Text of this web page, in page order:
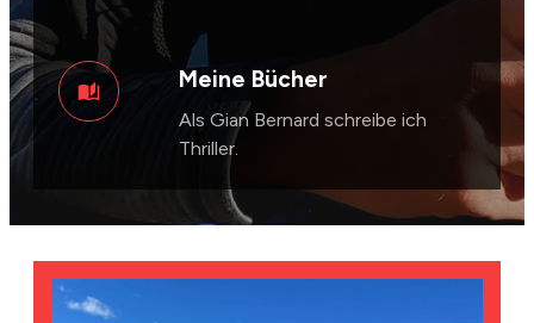
Meine Bücher
Als Gian Bernard schreibe ich
Thriller.